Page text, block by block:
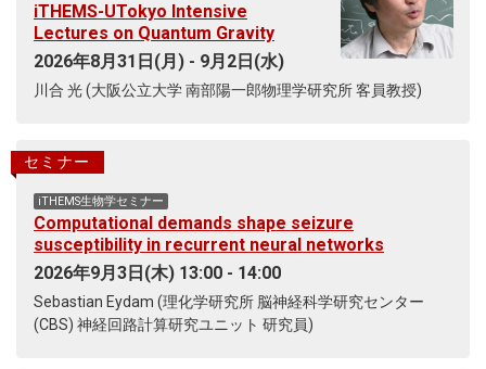
iTHEMS-UTokyo Intensive
Lectures on Quantum Gravity
2026年8月31日(月) - 9月2日(水)
川合 光 (大阪公立大学 南部陽一郎物理学研究所 客員教授)
セミナー
iTHEMS生物学セミナー
Computational demands shape seizure
susceptibility in recurrent neural networks
2026年9月3日(木) 13:00 - 14:00
Sebastian Eydam (理化学研究所 脳神経科学研究センター
(CBS) 神経回路計算研究ユニット 研究員)